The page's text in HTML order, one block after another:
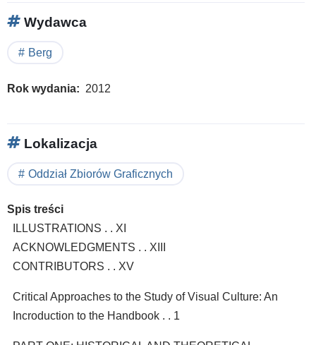
Wydawca
Berg
Rok wydania 2012
Lokalizacja
Oddział Zbiorów Graficznych
Spis treści
ILLUSTRATIONS . . XI
ACKNOWLEDGMENTS . . XIII
CONTRIBUTORS . . XV
Critical Approaches to the Study of Visual Culture: An
Incroduction to the Handbook . . 1